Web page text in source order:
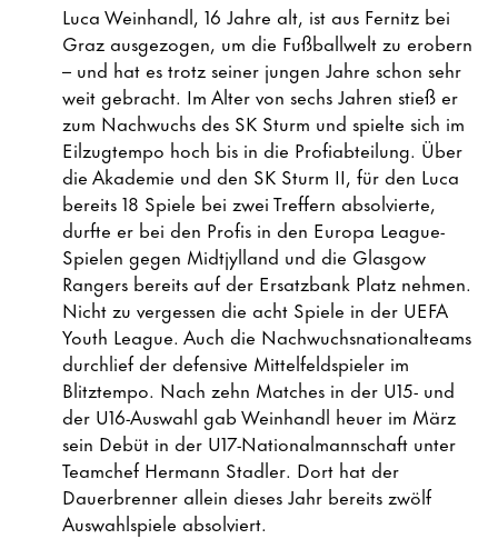
Luca Weinhandl, 16 Jahre alt, ist aus Fernitz bei
Graz ausgezogen, um die Fußballwelt zu erobern
– und hat es trotz seiner jungen Jahre schon sehr
weit gebracht. Im Alter von sechs Jahren stieß er
zum Nachwuchs des SK Sturm und spielte sich im
Eilzugtempo hoch bis in die Profiabteilung. Über
die Akademie und den SK Sturm II, für den Luca
bereits 18 Spiele bei zwei Treffern absolvierte,
durfte er bei den Profis in den Europa League-
Spielen gegen Midtjylland und die Glasgow
Rangers bereits auf der Ersatzbank Platz nehmen.
Nicht zu vergessen die acht Spiele in der UEFA
Youth League. Auch die Nachwuchsnationalteams
durchlief der defensive Mittelfeldspieler im
Blitztempo. Nach zehn Matches in der U15- und
der U16-Auswahl gab Weinhandl heuer im März
sein Debüt in der U17-Nationalmannschaft unter
Teamchef Hermann Stadler. Dort hat der
Dauerbrenner allein dieses Jahr bereits zwölf
Auswahlspiele absolviert.